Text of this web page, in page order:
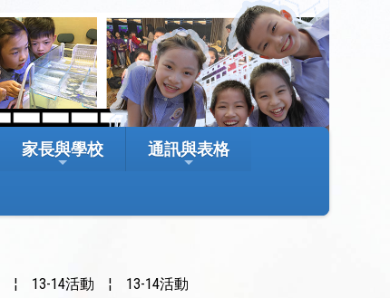
家長與學校 通訊與表格
¦ 13-14活動 ¦
13-14活動